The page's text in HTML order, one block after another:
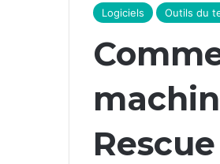
Logiciels Outils du